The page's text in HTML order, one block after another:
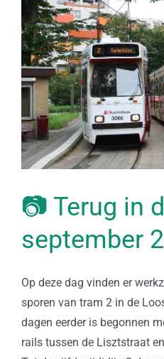
afbeelding
📷 Terug in
september
Op deze dag vinden er
sporen van tram 2 in de
dagen eerder is begonnen
rails tussen de Lisztstraat